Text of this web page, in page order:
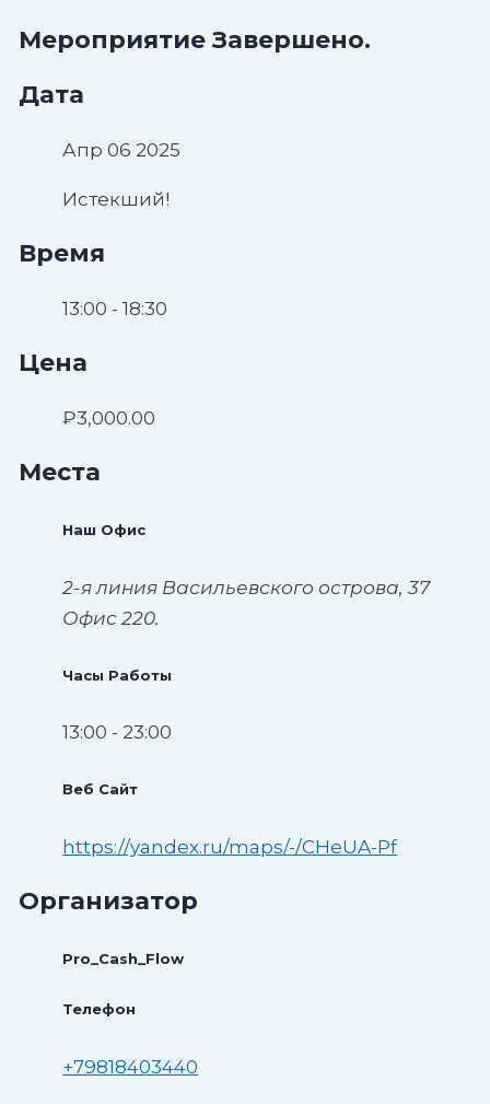
Мероприятие Завершено.
Дата
Апр 06 2025
Истекший!
Время
13:00 - 18:30
Цена
₽3,000.00
Места
Наш Офис
2-я линия Васильевского острова, 37
Офис 220.
Часы Работы
13:00 - 23:00
Веб Сайт
https://yandex.ru/maps/-/CHeUA-Pf
Организатор
Pro_Cash_Flow
Телефон
+79818403440